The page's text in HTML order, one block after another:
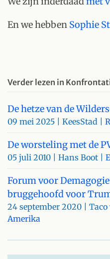
En we hebben Sophie
Verder lezen in
De hetze van de
09 mei 2025 | KeesStad |
De worsteling met de
05 juli 2010 | Hans Boot |
Forum voor
bruggehoofd voor
24 september 2020 |
Amerika